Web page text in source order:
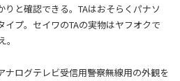
りと確認できる。TAはおそらくパナソ
プ。セイワのTAの実物はヤフオクで
ログテレビ受信用――警察無線用の外観を